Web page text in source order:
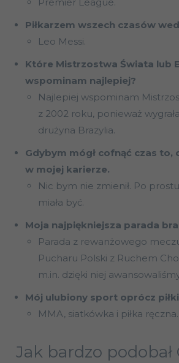
Piłkarzem wszech czasów
Leo Messi.
Które Mistrzostwa Świata lub
wspominam najlepiej?
Najlepiej wspominam
z 2002 roku, ponieważ
drużyna Brazylia.
Gdybym mógł cofnąć czas to,
w mojej karierze.
Nic bym nie zmienił. Po
miała być.
Moja najpiękniejsza parada
Parada z rewanżowego
Pucharu Polski z Ruchem
m.in. dzięki niej
Mój ulubiony sport oprócz
MMA, siatkówka i piłka ręczna.
Jak bardzo podobał